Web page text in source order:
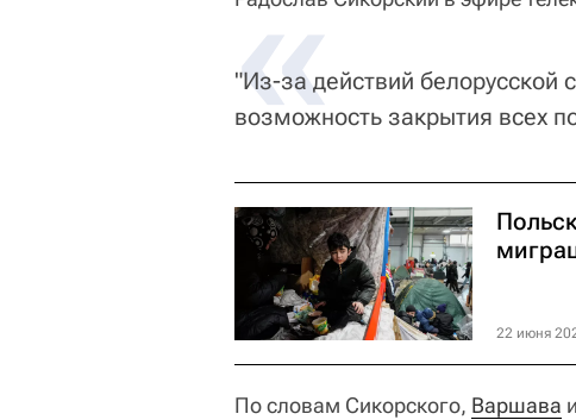
«
"Из-за действий
возможность закрытия всех
22 июня
По словам Сикорского, Варшава